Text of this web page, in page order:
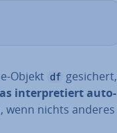
Objekt df gesichert,
in­ter­pre­tiert au­to­
, wenn nichts anderes